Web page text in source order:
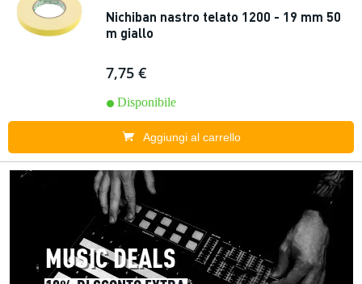
Nichiban nastro telato 1200 - 19 mm 50
m giallo
7,75 €
Disponibile
Aggiungi al carrello